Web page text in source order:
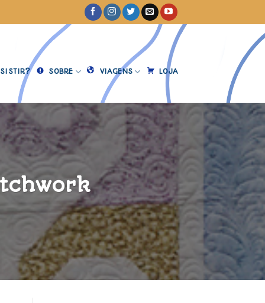
SOBRE VIAGENS LOJA